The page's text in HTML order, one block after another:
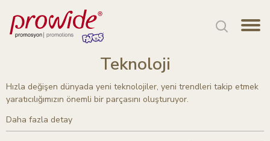
Teknoloji
Hızla değişen dünyada yeni teknolojiler, yeni trendleri takip etmek
yaratıcılığımızın önemli bir parçasını oluşturuyor.
Daha fazla detay